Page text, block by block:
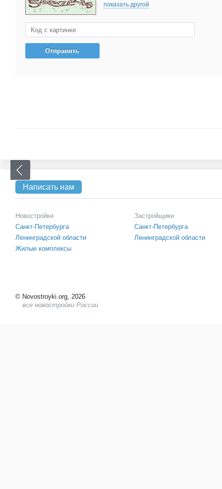
показать другой
Написать нам
Новостройки
Санкт-Петербурга
Ленинградской области
Жилые комплексы
Застройщики
Санкт-Петербурга
Ленинградской области
© Novostroyki.org, 2026
все новостройки России